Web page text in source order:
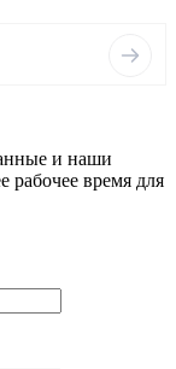
и наши
рабочее время для